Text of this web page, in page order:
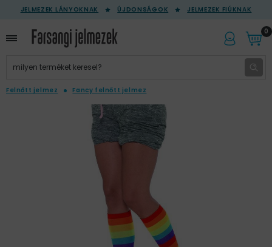
JELMEZEK LÁNYOKNAK ÚJDONSÁGOK JELMEZEK FIÚKNAK
0
Felnőtt jelmez Fancy felnőtt jelmez